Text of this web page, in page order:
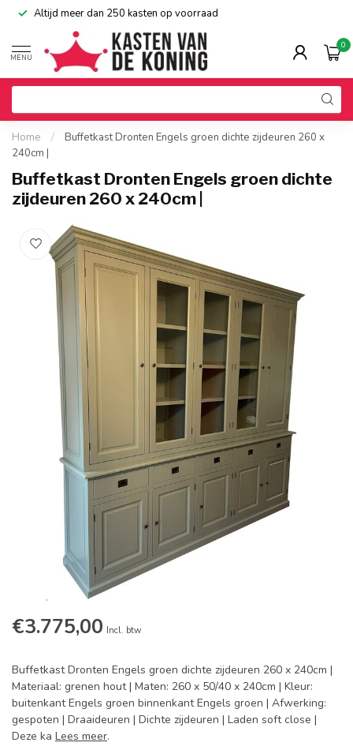
Altijd meer dan 250 kasten op voorraad
MENU
0
Home /
Buffetkast Dronten Engels groen dichte zijdeuren 260 x
240cm |
Buffetkast Dronten Engels groen dichte
zijdeuren 260 x 240cm |
€3.775,00 Incl. btw
Buffetkast Dronten Engels groen dichte zijdeuren 260 x 240cm |
Materiaal: grenen hout | Maten: 260 x 50/40 x 240cm | Kleur:
buitenkant Engels groen binnenkant Engels groen | Afwerking:
gespoten | Draaideuren | Dichte zijdeuren | Laden soft close |
Deze ka Lees meer.